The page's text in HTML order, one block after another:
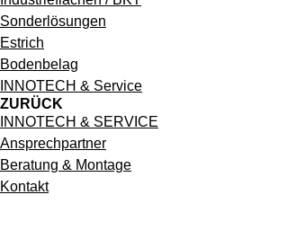
Sonderlösungen
Estrich
Bodenbelag
INNOTECH & Service
ZURÜCK
INNOTECH & SERVICE
Ansprechpartner
Beratung & Montage
Kontakt